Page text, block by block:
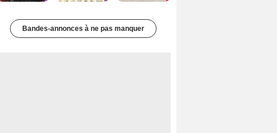
Bandes-annonces à ne pas manquer